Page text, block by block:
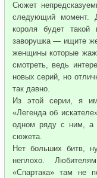
Сюжет
следующий момент.
короля будет такой
заворушка — ищите
женщины которые
смотреть, ведь
новых серий, но
так давно.
Из этой серии, я
«Легенда об
одном ряду с ним, а
сюжета.
Нет больших битв,
неплохо.
«Спартака» там не